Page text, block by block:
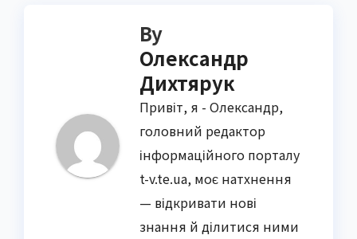
By
Олександр
Дихтярук
Привіт, я - Олександр,
головний редактор
інформаційного порталу
t-v.te.ua, моє натхнення
— відкривати нові
знання й ділитися ними